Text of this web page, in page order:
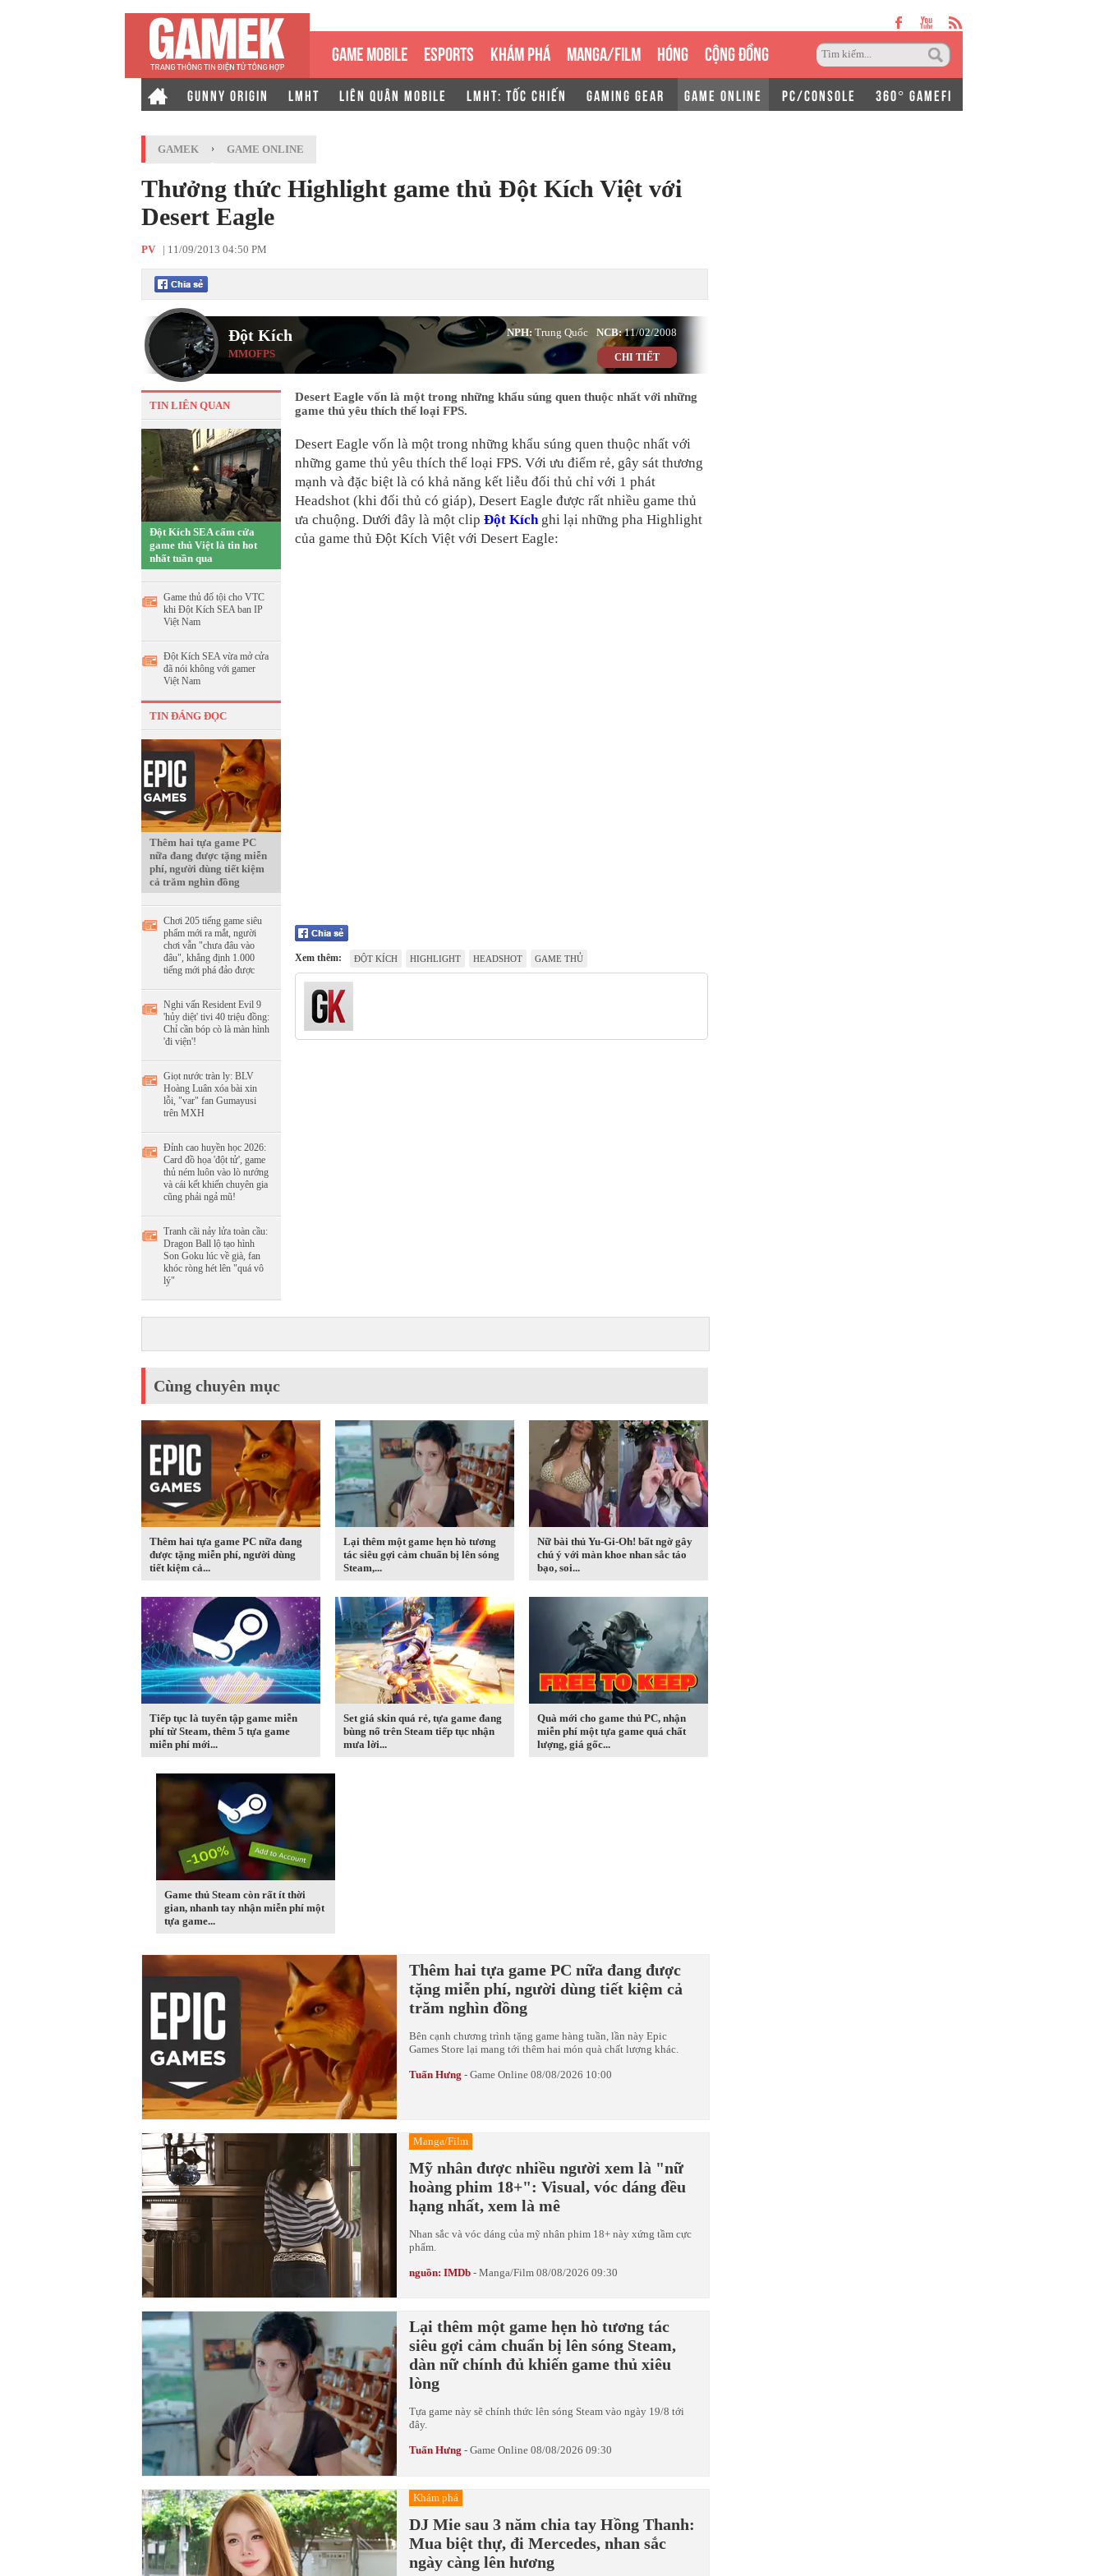
GAME MOBILE ESPORTS KHÁM PHÁ MANGA/FILM HÓNG CỘNG ĐỒNG
GUNNY ORIGIN LMHT LIÊN QUÂN MOBILE LMHT: TỐC CHIẾN GAMING GEAR GAME ONLINE PC/CONSOLE 360° GAMEFI
GAMEK › GAME ONLINE
Thưởng thức Highlight game thủ Đột Kích Việt với
Desert Eagle
PV | 11/09/2013 04:50 PM
Đột Kích
MMOFPS
11/02/2008
NCB:
Trung Quốc
NPH:
CHI TIẾT
TIN LIÊN QUAN
Đột Kích SEA cấm cửa
game thủ Việt là tin hot
nhất tuần qua
Game thủ đổ tội cho VTC
khi Đột Kích SEA ban IP
Việt Nam
Đột Kích SEA vừa mở cửa
đã nói không với gamer
Việt Nam
TIN ĐÁNG ĐỌC
Thêm hai tựa game PC
nữa đang được tặng miễn
phí, người dùng tiết kiệm
cả trăm nghìn đồng
Chơi 205 tiếng game siêu
phẩm mới ra mắt, người
chơi vẫn "chưa đâu vào
đâu", khẳng định 1.000
tiếng mới phá đảo được
Nghi vấn Resident Evil 9
'hủy diệt' tivi 40 triệu đồng:
Chỉ cần bóp cò là màn hình
'đi viện'!
Giọt nước tràn ly: BLV
Hoàng Luân xóa bài xin
lỗi, "var" fan Gumayusi
trên MXH
Đỉnh cao huyền học 2026:
Card đồ họa 'đột tử', game
thủ ném luôn vào lò nướng
và cái kết khiến chuyên gia
cũng phải ngả mũ!
Tranh cãi nảy lửa toàn cầu:
Dragon Ball lộ tạo hình
Son Goku lúc về già, fan
khóc ròng hét lên "quá vô
lý"
Desert Eagle vốn là một trong những khẩu súng quen thuộc nhất với những
game thủ yêu thích thể loại FPS.
Desert Eagle vốn là một trong những khẩu súng quen thuộc nhất với
những game thủ yêu thích thể loại FPS. Với ưu điểm rẻ, gây sát thương
mạnh và đặc biệt là có khả năng kết liễu đối thủ chỉ với 1 phát
Headshot (khi đối thủ có giáp), Desert Eagle được rất nhiều game thủ
ưa chuộng. Dưới đây là một clip Đột Kíchghi lại những pha Highlight
của game thủ Đột Kích Việt với Desert Eagle:
Xem thêm: ĐỘT KÍCH HIGHLIGHT HEADSHOT GAME THỦ
Cùng chuyên mục
Thêm hai tựa game PC nữa đang
được tặng miễn phí, người dùng
tiết kiệm cả...
Lại thêm một game hẹn hò tương
tác siêu gợi cảm chuẩn bị lên sóng
Steam,...
Nữ bài thủ Yu-Gi-Oh! bất ngờ gây
chú ý với màn khoe nhan sắc táo
bạo, soi...
Tiếp tục là tuyển tập game miễn
phí từ Steam, thêm 5 tựa game
miễn phí mới...
Set giá skin quá rẻ, tựa game đang
bùng nổ trên Steam tiếp tục nhận
mưa lời...
Quà mới cho game thủ PC, nhận
miễn phí một tựa game quá chất
lượng, giá gốc...
Game thủ Steam còn rất ít thời
gian, nhanh tay nhận miễn phí một
tựa game...
Thêm hai tựa game PC nữa đang được
tặng miễn phí, người dùng tiết kiệm cả
trăm nghìn đồng
Bên cạnh chương trình tặng game hàng tuần, lần này Epic
Games Store lại mang tới thêm hai món quà chất lượng khác.
Tuấn Hưng - Game Online 08/08/2026 10:00
Manga/Film
Mỹ nhân được nhiều người xem là "nữ
hoàng phim 18+": Visual, vóc dáng đều
hạng nhất, xem là mê
Nhan sắc và vóc dáng của mỹ nhân phim 18+ này xứng tầm cực
phẩm.
nguồn: IMDb - Manga/Film 08/08/2026 09:30
Lại thêm một game hẹn hò tương tác
siêu gợi cảm chuẩn bị lên sóng Steam,
dàn nữ chính đủ khiến game thủ xiêu
lòng
Tựa game này sẽ chính thức lên sóng Steam vào ngày 19/8 tới
đây.
Tuấn Hưng - Game Online 08/08/2026 09:30
Khám phá
DJ Mie sau 3 năm chia tay Hồng Thanh:
Mua biệt thự, đi Mercedes, nhan sắc
ngày càng lên hương